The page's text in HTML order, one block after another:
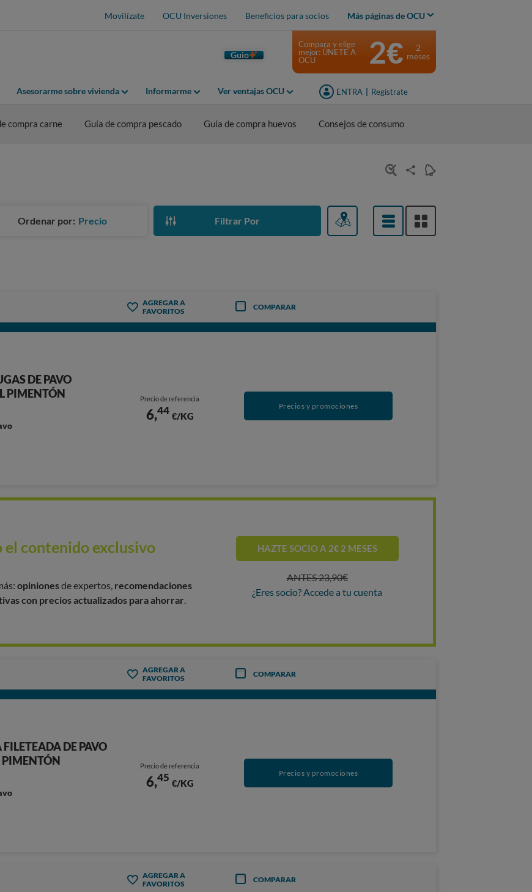
Movilízate OCU Inversiones Beneficios para socios Más páginas de OCU
Guio
Asesorarme sobre vivienda Informarme Ver ventajas OCU ENTRA Regístrate
Compara y elige
mejor: ÚNETE A
OCU
2€
2
meses
compra carne Guía de compra pescado Guía de compra huevos Consejos de consumo
Ordenar por: Precio Filtrar Por
AGREGAR A
FAVORITOS
COMPARAR
DE PAVO
PIMENTÓN
Precio de referencia
6,44 €/KG
Precios y promociones
el contenido exclusivo
opinionesde expertos, recomendaciones
con precios actualizados para ahorrar.
HAZTE SOCIO A 2€ 2 MESES
ANTES 23,90€
¿Eres socio? Accede a tu cuenta
AGREGAR A
FAVORITOS
COMPARAR
DE PAVO
Precio de referencia
6,45 €/KG
Precios y promociones
AGREGAR A
FAVORITOS
COMPARAR